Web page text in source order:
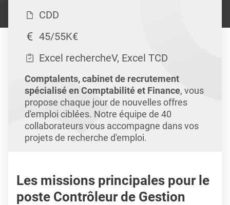
CDD
45/55K€
Excel rechercheV, Excel TCD
Comptalents, cabinet de recrutement
spécialisé en Comptabilité et Finance, vous
propose chaque jour de nouvelles offres
d'emploi ciblées. Notre équipe de 40
collaborateurs vous accompagne dans vos
projets de recherche d'emploi.
Les missions principales pour le
poste Contrôleur de Gestion